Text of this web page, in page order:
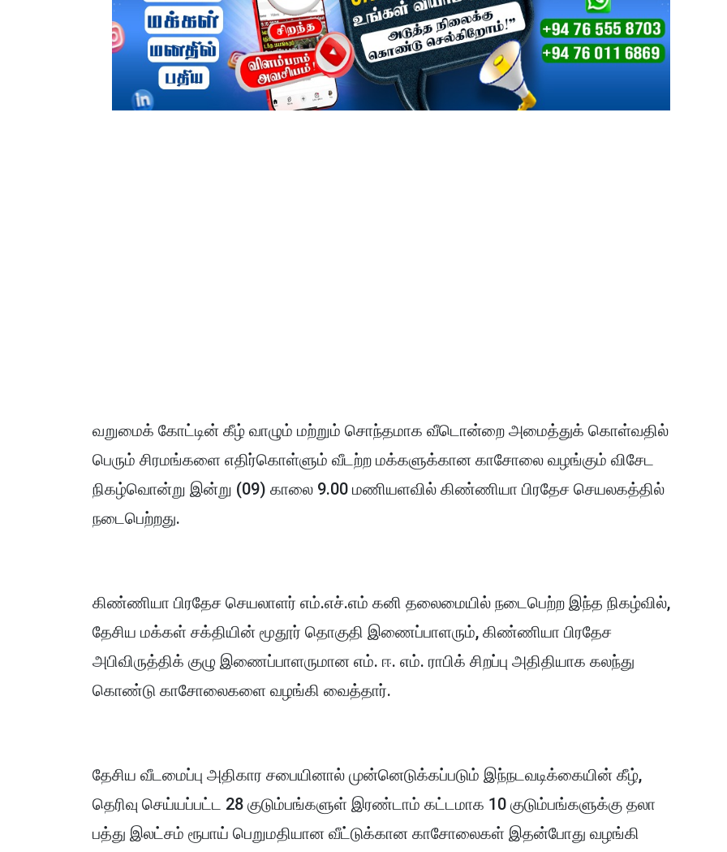
வறுமைக் கோட்டின் கீழ் வாழும் மற்றும் சொந்தமாக வீடொன்றை அமைத்துக் கொள்வதில்
பெரும் சிரமங்களை எதிர்கொள்ளும் வீடற்ற மக்களுக்கான காசோலை வழங்கும் விசேட
நிகழ்வொன்று இன்று (09) காலை 9.00 மணியளவில் கிண்ணியா பிரதேச செயலகத்தில்
நடைபெற்றது.
கிண்ணியா பிரதேச செயலாளர் எம்.எச்.எம் கனி தலைமையில் நடைபெற்ற இந்த நிகழ்வில்,
தேசிய மக்கள் சக்தியின் மூதூர் தொகுதி இணைப்பாளரும், கிண்ணியா பிரதேச
அபிவிருத்திக் குழு இணைப்பாளருமான எம். ஈ. எம். ராபிக் சிறப்பு அதிதியாக கலந்து
கொண்டு காசோலைகளை வழங்கி வைத்தார்.
தேசிய வீடமைப்பு அதிகார சபையினால் முன்னெடுக்கப்படும் இந்நடவடிக்கையின் கீழ்,
தெரிவு செய்யப்பட்ட 28 குடும்பங்களுள் இரண்டாம் கட்டமாக 10 குடும்பங்களுக்கு தலா
பத்து இலட்சம் ரூபாய் பெறுமதியான வீட்டுக்கான காசோலைகள் இதன்போது வழங்கி